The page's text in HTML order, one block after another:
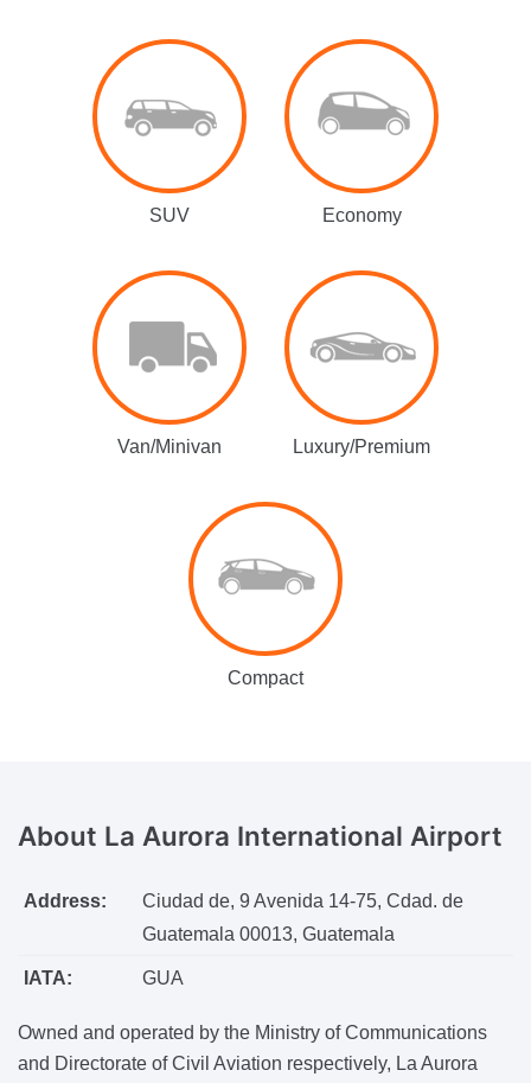
SUV Economy
Van/Minivan Luxury/Premium
Compact
About La Aurora International Airport
Address:
Ciudad de, 9 Avenida 14-75, Cdad. de
Guatemala 00013, Guatemala
IATA: GUA
Owned and operated by the Ministry of Communications
and Directorate of Civil Aviation respectively, La Aurora